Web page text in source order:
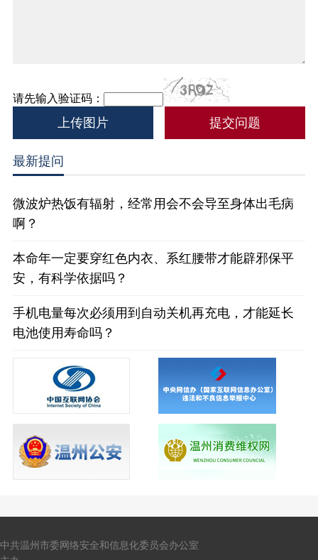
请先输入验证码：
上传图片
最新提问
微波炉热饭有辐射，经常用会不会导至身体出毛病
啊？
本命年一定要穿红色内衣、系红腰带才能辟邪保平
安，有科学依据吗？
手机电量每次必须用到自动关机再充电，才能延长
电池使用寿命吗？
中共温州市委网络安全和信息化委员会办公室